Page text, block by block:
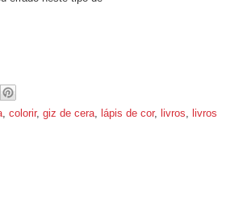
, colorir, giz de cera, lápis de cor, livros, livros